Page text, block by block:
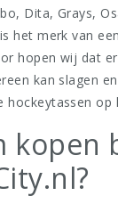
Dita, Grays,
het merk van
hopen wij dat
kan slagen
hockeytassen op
kopen